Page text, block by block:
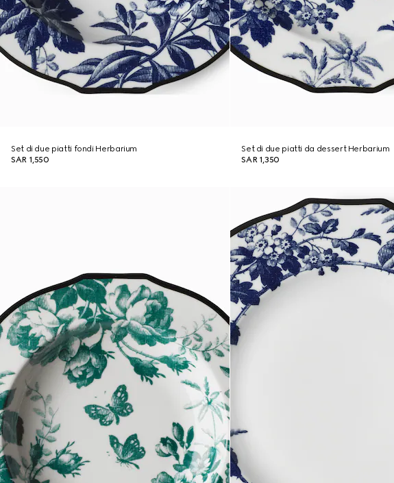
Set di due piatti fondi Herbarium
SAR 1,550
Set di due piatti da dessert Herbarium
SAR 1,350